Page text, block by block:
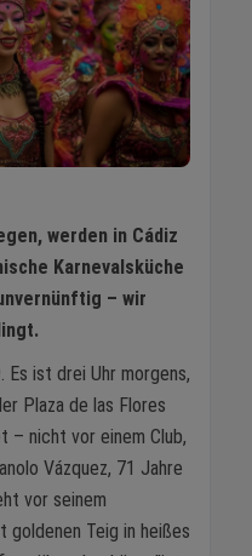
werden in Cádiz
Karnevalsküche
– wir
Es ist drei Uhr morgens,
Plaza de las Flores
– nicht vor einem Club,
Vázquez, 71 Jahre
vor seinem
goldenen Teig in heißes